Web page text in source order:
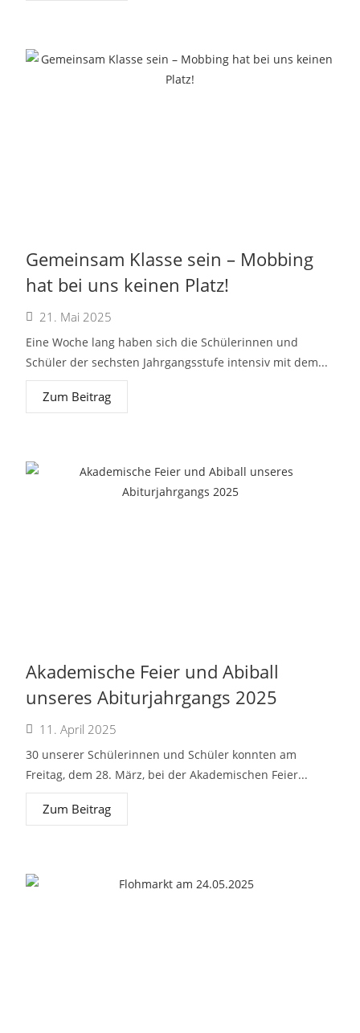
Gemeinsam Klasse sein – Mobbing
hat bei uns keinen Platz!
21. Mai 2025
Eine Woche lang haben sich die Schülerinnen und
Schüler der sechsten Jahrgangsstufe intensiv mit dem...
Zum Beitrag
Akademische Feier und Abiball
unseres Abiturjahrgangs 2025
11. April 2025
30 unserer Schülerinnen und Schüler konnten am
Freitag, dem 28. März, bei der Akademischen Feier...
Zum Beitrag